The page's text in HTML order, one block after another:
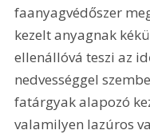
faanyagvédőszer
kezelt anyagnak
ellenállóvá teszi az
nedvességgel
fatárgyak alapozó
valamilyen lazúros